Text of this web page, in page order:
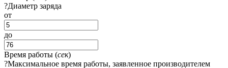
?Диаметр заряда
от
до
Время работы (сек)
?Максимальное время работы, заявленное производителем